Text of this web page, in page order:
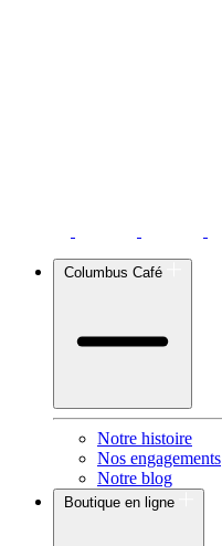
Columbus Café
Notre histoire
Nos engagements
Notre blog
Boutique en ligne